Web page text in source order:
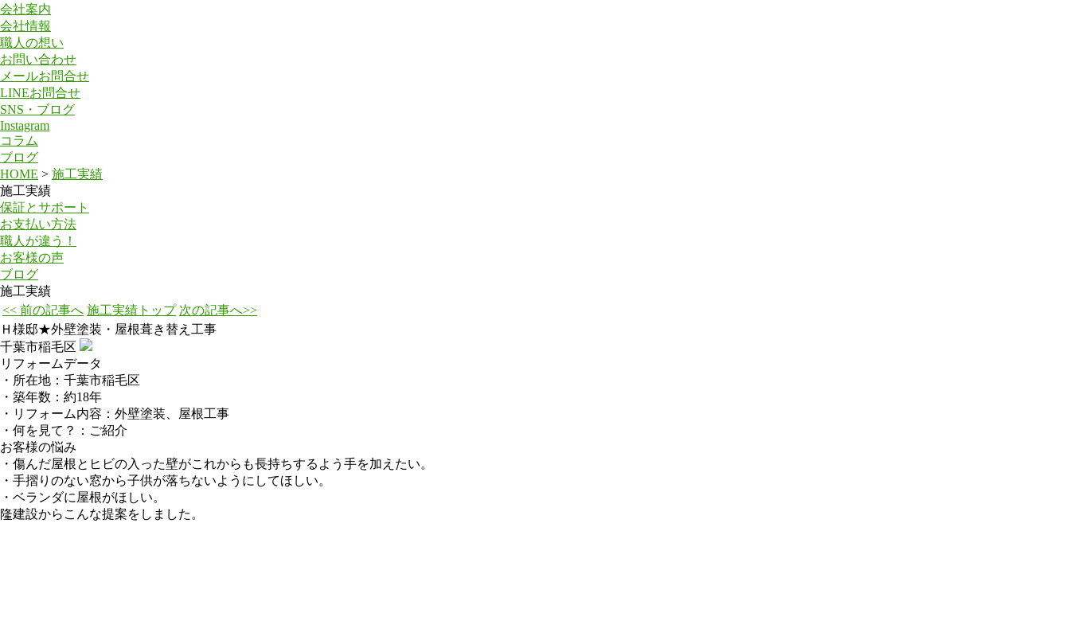
会社案内
会社情報
職人の想い
お問い合わせ
メールお問合せ
LINEお問合せ
SNS・ブログ
Instagram
コラム
ブログ
HOME > 施工実績
施工実績
保証とサポート
お支払い方法
職人が違う！
お客様の声
ブログ
施工実績
<< 前の記事へ 施工実績トップ 次の記事へ>>
Ｈ様邸★外壁塗装・屋根葺き替え工事
千葉市稲毛区
リフォームデータ
・所在地：千葉市稲毛区
・築年数：約18年
・リフォーム内容：外壁塗装、屋根工事
・何を見て？：ご紹介
お客様の悩み
・傷んだ屋根とヒビの入った壁がこれからも長持ちするよう手を加えたい。
・手摺りのない窓から子供が落ちないようにしてほしい。
・ベランダに屋根がほしい。
隆建設からこんな提案をしました。